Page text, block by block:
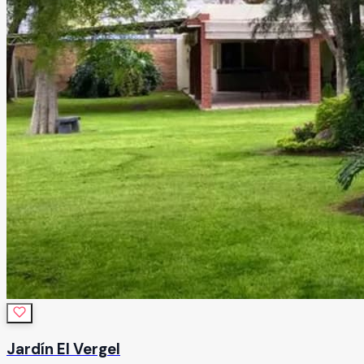
Jardín El Vergel